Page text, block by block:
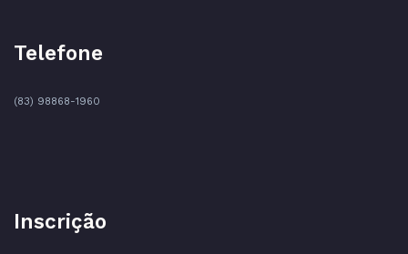
Telefone
(83) 98868-1960
Inscrição